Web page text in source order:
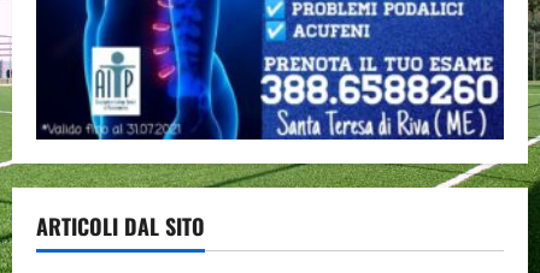
ARTICOLI DAL SITO